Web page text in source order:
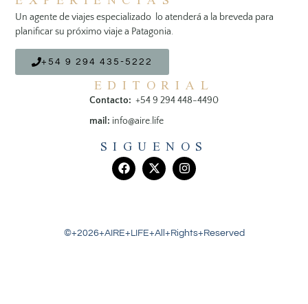
Un agente de viajes especializado lo atenderá a la breveda para
planificar su próximo viaje a Patagonia.
+54 9 294 435-5222
EDITORIAL
Contacto: +54 9 294 448-4490
mail: info@aire.life
SIGUENOS
©+2026+AIRE+LIFE+All+Rights+Reserved